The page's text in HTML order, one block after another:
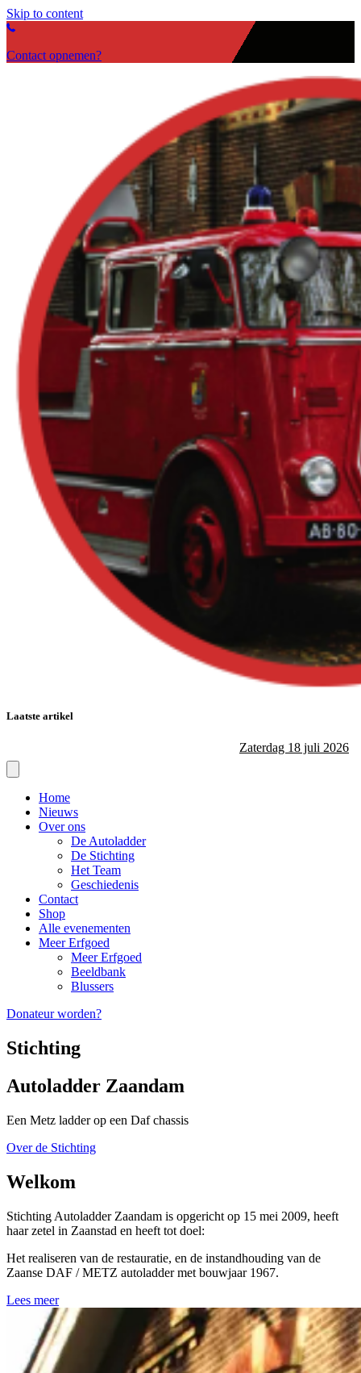
Skip to content
Contact opnemen?
Laatste artikel
Zaterdag 18 juli 2026
Home
Nieuws
Over ons
De Autoladder
De Stichting
Het Team
Geschiedenis
Contact
Shop
Alle evenementen
Meer Erfgoed
Meer Erfgoed
Beeldbank
Blussers
Donateur worden?
Stichting
Autoladder Zaandam
Een Metz ladder op een Daf chassis
Over de Stichting
Welkom
Stichting Autoladder Zaandam is opgericht op 15 mei 2009, heeft
haar zetel in Zaanstad en heeft tot doel:
Het realiseren van de restauratie, en de instandhouding van de
Zaanse DAF / METZ autoladder met bouwjaar 1967.
Lees meer